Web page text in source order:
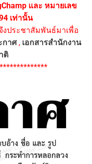
และ หมายเลข
เท่านั้น
งประชาสัมพันธ์มาเพื่อ
กาศ, เอกสารสำนักงาน
ติ